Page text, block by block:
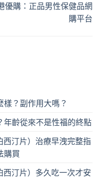
優購：正品男性保健品網
購平台
？副作用大嗎？
年齡從來不是性福的終點
西汀片）治療早洩完整指
購買
汀片）多久吃一次才安